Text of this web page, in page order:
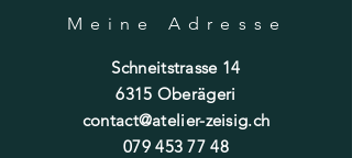
Meine Adresse
Schneitstrasse 14
6315 Oberägeri
contact@atelier-zeisig.ch
079 453 77 48